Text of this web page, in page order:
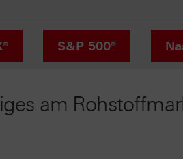
S&P 500®
am